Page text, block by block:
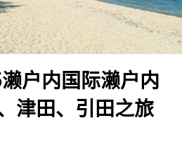
濑户内国际濑户内
津田、引田之旅